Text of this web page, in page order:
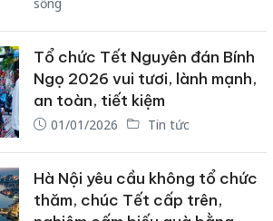
Tổ chức Tết Nguyên đán Bính
Ngọ 2026 vui tươi, lành mạnh,
an toàn, tiết kiệm
01/01/2026 Tin tức
Hà Nội yêu cầu không tổ chức
thăm, chúc Tết cấp trên,